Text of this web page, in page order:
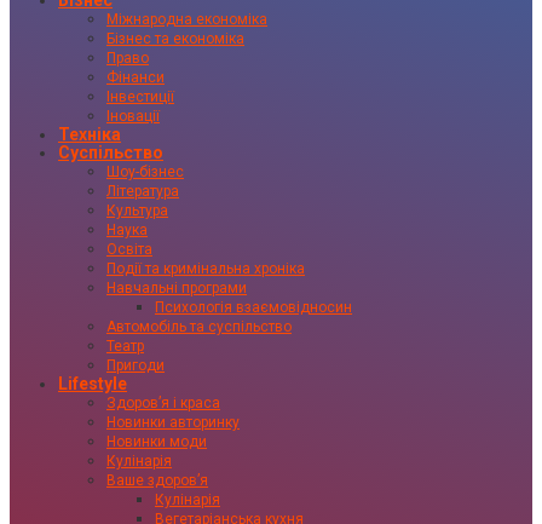
Міжнародна економіка
Бізнес та економіка
Право
Фінанси
Інвестиції
Іновації
Техніка
Суспільство
Шоу-бізнес
Література
Культура
Наука
Освіта
Події та кримінальна хроніка
Навчальні програми
Психологія взаємовідносин
Автомобіль та суспільство
Театр
Пригоди
Lifestyle
Здоровʼя і краса
Новинки авторинку
Новинки моди
Кулінарія
Ваше здоровʼя
Кулінарія
Вегетаріанська кухня